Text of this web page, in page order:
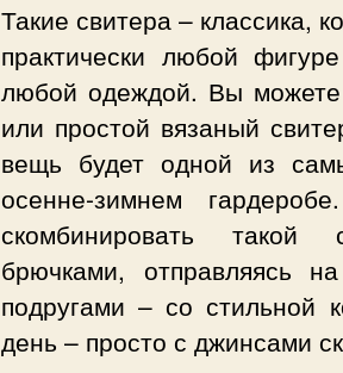
Такие свитера – классика,
практически любой
любой одеждой. Вы
или простой вязаный
вещь будет одной из
осенне-зимнем
скомбинировать
брючками, отправляясь
подругами – со стильной
день – просто с джинсами